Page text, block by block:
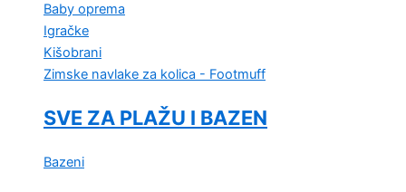
Baby oprema
Igračke
Kišobrani
Zimske navlake za kolica - Footmuff
SVE ZA PLAŽU I BAZEN
Bazeni